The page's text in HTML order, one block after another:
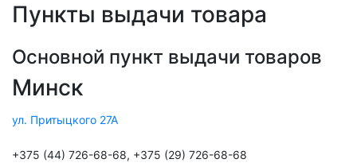
Пункты выдачи товара
Основной пункт выдачи товаров
Минск
ул. Притыцкого 27А
+375 (44) 726-68-68, +375 (29) 726-68-68